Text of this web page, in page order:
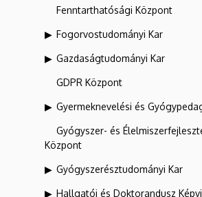
Fenntarthatósági Központ
Fogorvostudományi Kar
Gazdaságtudományi Kar
GDPR Központ
Gyermeknevelési és
Gyógyszer- és
Központ
Gyógyszerésztudományi Kar
Hallgatói és Doktorandusz